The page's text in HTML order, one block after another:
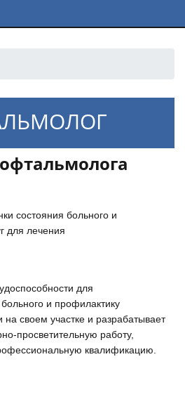
состояния больного и
для лечения
для
и профилактику
своем участке и разрабатывает
просветительную работу,
квалификацию.